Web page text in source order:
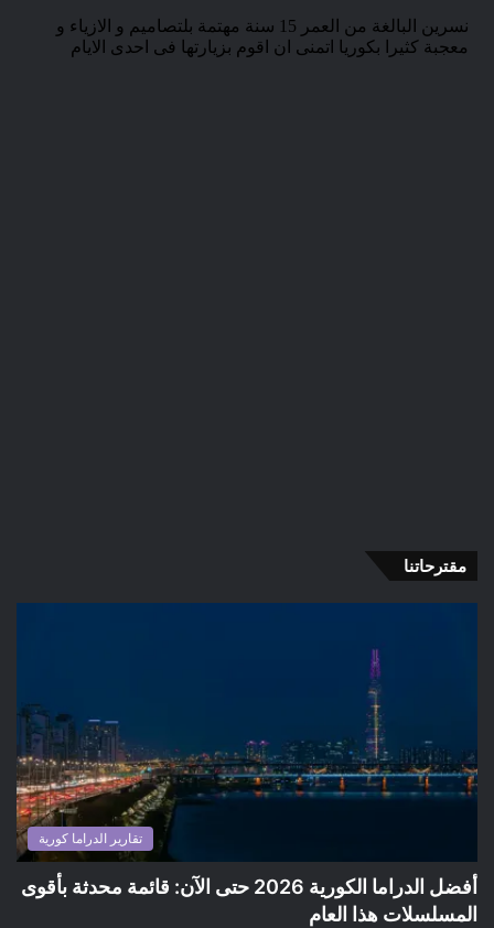
مقترحاتنا
تقارير الدراما كورية
أفضل الدراما الكورية 2026 حتى الآن: قائمة محدثة بأقوى
المسلسلات هذا العام